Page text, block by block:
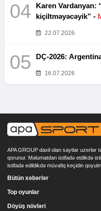
04
Karen Vardanyan:
kiçiltməyəcəyik” -
22.07.2026
05 DÇ-2026:
16.07.2026
APA GROUP daxil olan saytlar uzerlər
qorunur. Məlumatdan istifadə etdikdə
istifadə edildikdə müvafiq keçidin
Bütün xəbərlər
Top oyunlar
Döyüş növləri